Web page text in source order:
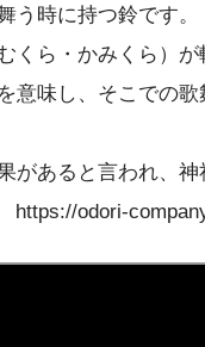
う時に持つ鈴です。
くら・かみくら）
意味し、そこでの
があると言われ、
https://odori-